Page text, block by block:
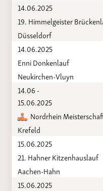
14.06.2025
19. Himmelgeister
Düsseldorf
14.06.2025
Enni Donkenlauf
Neukirchen-Vluyn
14.06 -
15.06.2025
Nordrhein
Krefeld
15.06.2025
21. Hahner Kitzenhauslauf
Aachen-Hahn
15.06.2025